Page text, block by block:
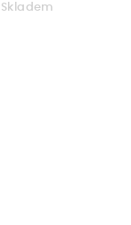
Skladem